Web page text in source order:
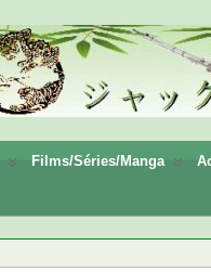
Films/Séries/Manga